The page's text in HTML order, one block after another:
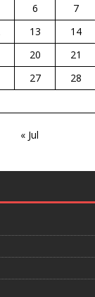
6 7
13 14
20 21
27 28
« Jul